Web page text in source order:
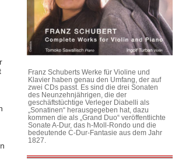
Franz Schuberts Werke für Violine und
Klavier haben genau den Umfang, der auf
zwei CDs passt. Es sind die drei Sonaten
des Neunzehnjährigen, die der
geschäftstüchtige Verleger Diabelli als
„Sonatinen“ herausgegeben hat, dazu
kommen die als „Grand Duo“ veröffentlichte
Sonate A-Dur, das h-Moll-Rondo und die
bedeutende C-Dur-Fantasie aus dem Jahr
1827.